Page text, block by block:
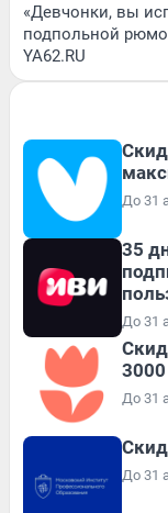
«Девчонки, вы
подпольной
YA62.RU
До 31
35
До 31
До 31
До 31